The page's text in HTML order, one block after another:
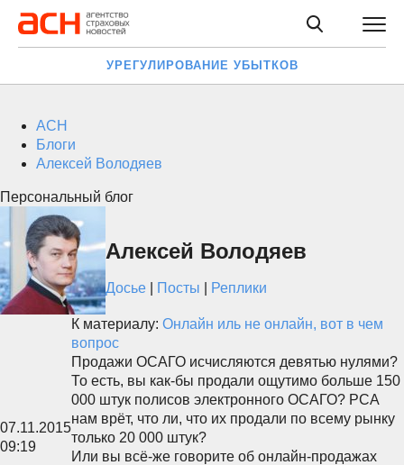
УРЕГУЛИРОВАНИЕ УБЫТКОВ
АСН
Блоги
Алексей Володяев
Персональный блог
Алексей Володяев
Досье Посты Реплики
07.11.2015
09:19
К материалу: Онлайн иль не онлайн, вот в чем
вопрос
Продажи ОСАГО исчисляются девятью нулями?
То есть, вы как-бы продали ощутимо больше 150
000 штук полисов электронного ОСАГО? РСА
нам врёт, что ли, что их продали по всему рынку
только 20 000 штук?
Или вы всё-же говорите об онлайн-продажах